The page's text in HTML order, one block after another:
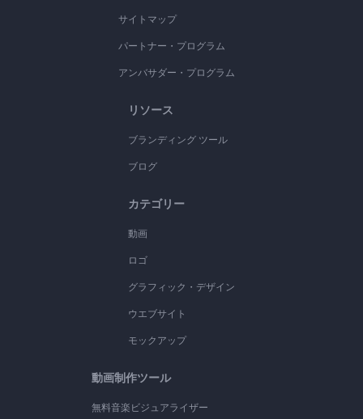
サイトマップ
パートナー・プログラム
アンバサダー・プログラム
リソース
ブランディング ツール
ブログ
カテゴリー
動画
ロゴ
グラフィック・デザイン
ウエブサイト
モックアップ
動画制作ツール
無料音楽ビジュアライザー